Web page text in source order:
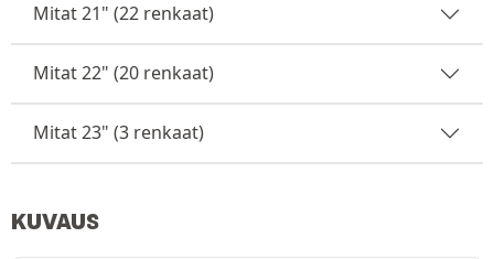
Mitat 21" (22 renkaat)
Mitat 22" (20 renkaat)
Mitat 23" (3 renkaat)
KUVAUS